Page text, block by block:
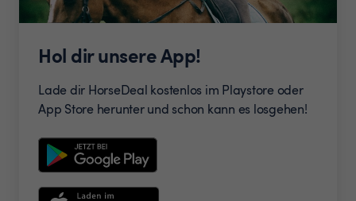
Hol dir unsere App!
Lade dir HorseDeal kostenlos im Playstore oder
App Store herunter und schon kann es losgehen!